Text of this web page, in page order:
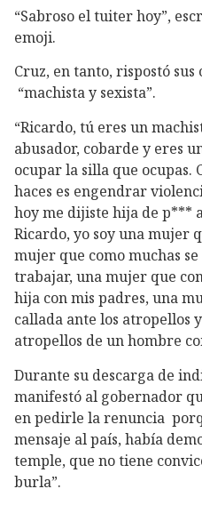
“Sabroso el tuiter hoy”,
emoji.
Cruz, en tanto, rispostó
“machista y sexista”.
“Ricardo, tú eres un
abusador, cobarde y eres
ocupar la silla que ocupas.
haces es engendrar
hoy me dijiste hija de p***
Ricardo, yo soy una mujer
mujer que como muchas
trabajar, una mujer que
hija con mis padres, una
callada ante los atropellos
atropellos de un hombre
Durante su descarga de
manifestó al gobernador
en pedirle la renuncia
mensaje al país, había
temple, que no tiene
burla”.